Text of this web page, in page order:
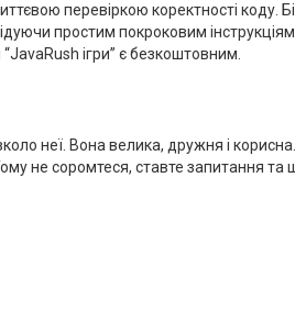
перевіркою коректності коду.
простим покроковим
ігри” є безкоштовним.
неї. Вона велика, дружня і
не соромтеся, ставте запитання та